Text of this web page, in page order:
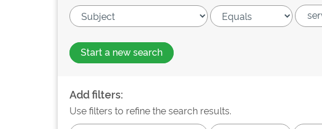
Start a new search
Add filters:
Use filters to refine the search results.